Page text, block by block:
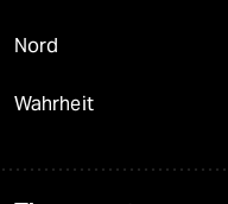
Nord
Wahrheit